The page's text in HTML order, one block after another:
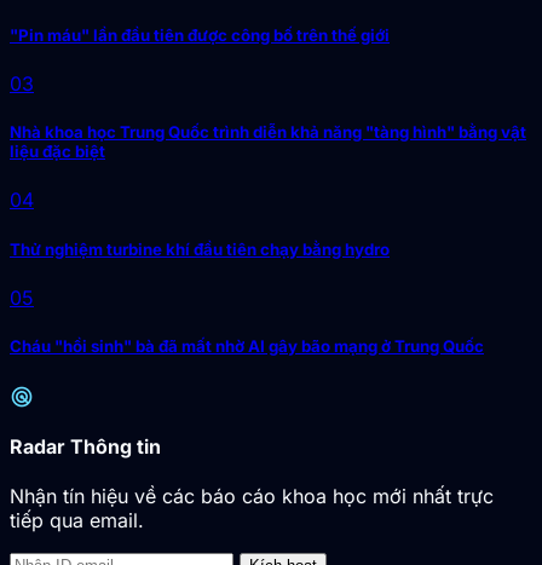
"Pin máu" lần đầu tiên được công bố trên thế giới
03
Nhà khoa học Trung Quốc trình diễn khả năng "tàng hình" bằng vật
liệu đặc biệt
04
Thử nghiệm turbine khí đầu tiên chạy bằng hydro
05
Cháu "hồi sinh" bà đã mất nhờ AI gây bão mạng ở Trung Quốc
radar
Radar Thông tin
Nhận tín hiệu về các báo cáo khoa học mới nhất trực
tiếp qua email.